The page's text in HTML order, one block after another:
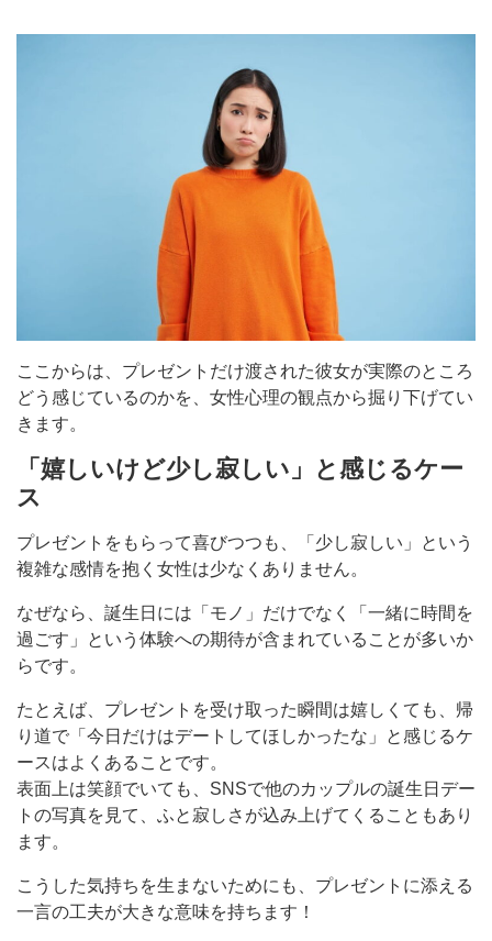
ここからは、プレゼントだけ渡された彼女が実際のところ
どう感じているのかを、女性心理の観点から掘り下げてい
きます。
「嬉しいけど少し寂しい」と感じるケー
ス
プレゼントをもらって喜びつつも、「少し寂しい」という
複雑な感情を抱く女性は少なくありません。
なぜなら、誕生日には「モノ」だけでなく「一緒に時間を
過ごす」という体験への期待が含まれていることが多いか
らです。
たとえば、プレゼントを受け取った瞬間は嬉しくても、帰
り道で「今日だけはデートしてほしかったな」と感じるケ
ースはよくあることです。
表面上は笑顔でいても、SNSで他のカップルの誕生日デー
トの写真を見て、ふと寂しさが込み上げてくることもあり
ます。
こうした気持ちを生まないためにも、プレゼントに添える
一言の工夫が大きな意味を持ちます！